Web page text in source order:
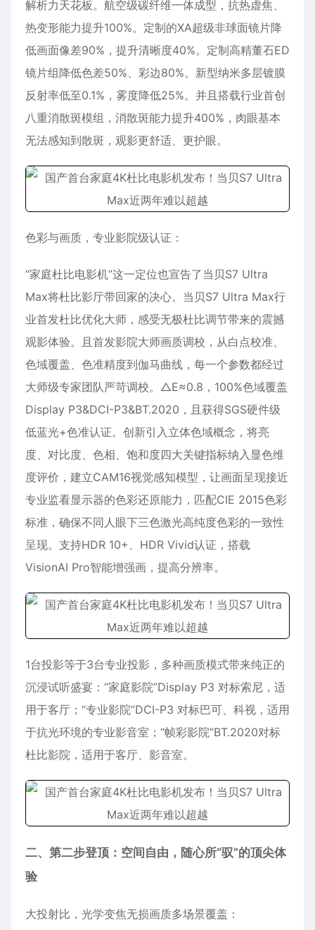
解析力天花板。航空级碳纤维一体成型，抗热虚焦、
热变形能力提升100%。定制的XA超级非球面镜片降
低画面像差90%，提升清晰度40%。定制高精董石ED
镜片组降低色差50%、彩边80%。新型纳米多层镀膜
反射率低至0.1%，雾度降低25%。并且搭载行业首创
八重消散斑模组，消散斑能力提升400%，肉眼基本
无法感知到散斑，观影更舒适、更护眼。
色彩与画质，专业影院级认证：
“家庭杜比电影机”这一定位也宣告了当贝S7 Ultra
Max将杜比影厅带回家的决心。当贝S7 Ultra Max行
业首发杜比优化大师，感受无极杜比调节带来的震撼
观影体验。且首发影院大师画质调校，从白点校准、
色域覆盖、色准精度到伽马曲线，每一个参数都经过
大师级专家团队严苛调校。△E≈0.8，100%色域覆盖
Display P3&DCI-P3&BT.2020，且获得SGS硬件级
低蓝光+色准认证。创新引入立体色域概念，将亮
度、对比度、色相、饱和度四大关键指标纳入显色维
度评价，建立CAM16视觉感知模型，让画面呈现接近
专业监看显示器的色彩还原能力，匹配CIE 2015色彩
标准，确保不同人眼下三色激光高纯度色彩的一致性
呈现。支持HDR 10+、HDR Vivid认证，搭载
VisionAI Pro智能增强画，提高分辨率。
1台投影等于3台专业投影，多种画质模式带来纯正的
沉浸试听盛宴：“家庭影院”Display P3 对标索尼，适
用于客厅；“专业影院”DCI-P3 对标巴可、科视，适用
于抗光环境的专业影音室；“帧彩影院”BT.2020对标
杜比影院，适用于客厅、影音室。
二、第二步登顶：空间自由，随心所“驭”的顶尖体
验
大投射比，光学变焦无损画质多场景覆盖：